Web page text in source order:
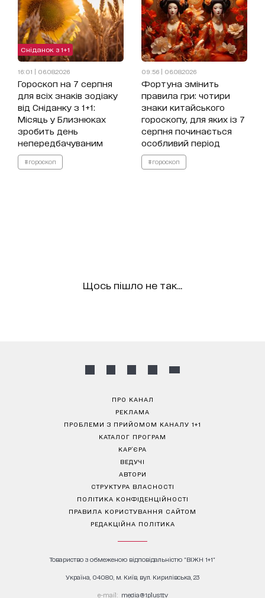
Сніданок з 1+1
16:01 | 06.08.2026
Гороскоп на 7 серпня
для всіх знаків зодіаку
від Сніданку з 1+1:
Місяць у Близнюках
зробить день
непередбачуваним
#гороскоп
09:56 | 06.08.2026
Фортуна змінить
правила гри: чотири
знаки китайського
гороскопу, для яких із 7
серпня починається
особливий період
#гороскоп
Щось пішло не так...
ПРО КАНАЛ
РЕКЛАМА
ПРОБЛЕМИ З ПРИЙОМОМ КАНАЛУ 1+1
КАТАЛОГ ПРОГРАМ
КАР’ЄРА
ВЕДУЧІ
АВТОРИ
СТРУКТУРА ВЛАСНОСТІ
ПОЛІТИКА КОНФІДЕНЦІЙНОСТІ
ПРАВИЛА КОРИСТУВАННЯ САЙТОМ
РЕДАКЦІЙНА ПОЛІТИКА
Товариство з обмеженою відповідальністю "ВІЖН 1+1"
Україна, 04080, м. Київ, вул. Кирилівська, 23
е-mail: media@1plus1.tv